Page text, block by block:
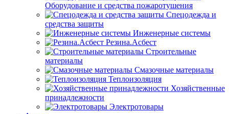
Оборудование и средства пожаротушения
Спецодежда и
средства защиты
Инженерные системы
Резина.Асбест
Строительные
материалы
Смазочные материалы
Теплоизоляция
Хозяйственные
принадлежности
Электротовары